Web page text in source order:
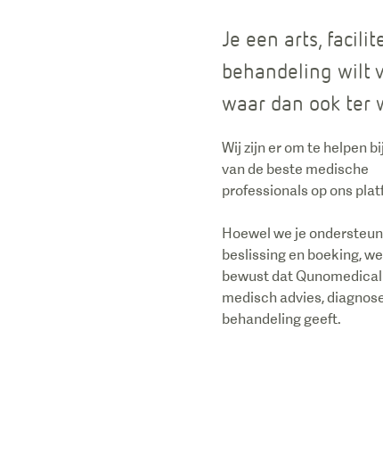
Je een arts,
behandeling wilt
waar dan ook ter
Wij zijn er om te helpen
van de beste medische
professionals op ons
Hoewel we je
beslissing en boeking,
bewust dat
medisch advies,
behandeling geeft.